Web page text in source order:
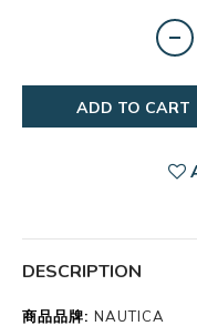
ADD TO CART
DESCRIPTION
商品品牌: NAUTICA